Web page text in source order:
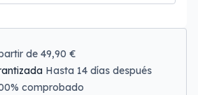
de 49,90 €
Hasta 14 días después
comprobado